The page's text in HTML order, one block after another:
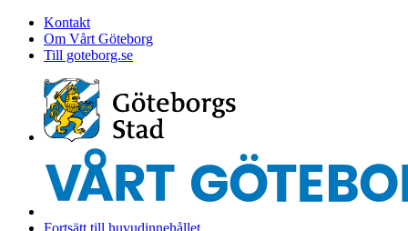
Kontakt
Om Vårt Göteborg
Till goteborg.se
Fortsätt till huvudinnehållet